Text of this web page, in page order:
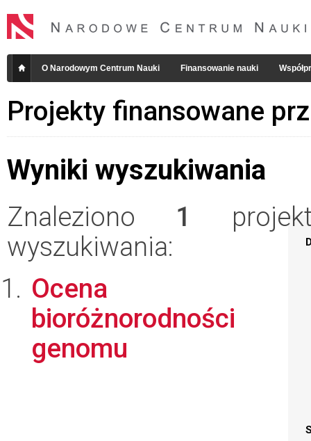
O Narodowym Centrum Nauki Finansowanie nauki
Projekty finansowane
Wyniki wyszukiwania
Znaleziono 1
wyszukiwania:
Ocena
bioróżnorodności
genomu